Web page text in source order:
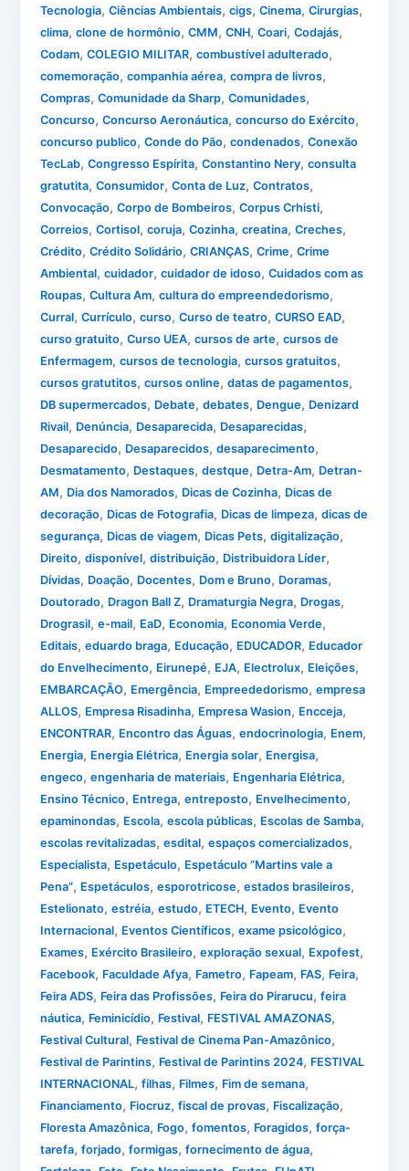
Tecnologia,Ciências Ambientais,cigs,Cinema,Cirurgias,
clima,clone de hormônio,CMM,CNH,Coari,Codajás,
Codam,COLEGIO MILITAR,combustível adulterado,
comemoração,companhia aérea,compra de livros,
Compras,Comunidade da Sharp,Comunidades,
Concurso,Concurso Aeronáutica,concurso do Exército,
concurso publico,Conde do Pão,condenados,Conexão
TecLab,Congresso Espírita,Constantino Nery,consulta
gratutita,Consumidor,Conta de Luz,Contratos,
Convocação,Corpo de Bombeiros,Corpus Crhisti,
Correios,Cortisol,coruja,Cozinha,creatina,Creches,
Crédito,Crédito Solidário,CRIANÇAS,Crime,Crime
Ambiental,cuidador,cuidador de idoso,Cuidados com as
Roupas,Cultura Am,cultura do empreendedorismo,
Curral,Currículo,curso,Curso de teatro,CURSO EAD,
curso gratuito,Curso UEA,cursos de arte,cursos de
Enfermagem,cursos de tecnologia,cursos gratuitos,
cursos gratutitos,cursos online,datas de pagamentos,
DB supermercados, Debate,debates, Dengue, Denizard
Rivail, Denúncia, Desaparecida, Desaparecidas,
Desaparecido, Desaparecidos,desaparecimento,
Desmatamento, Destaques,destque, Detra-Am, Detran-
AM, Dia dos Namorados, Dicas de Cozinha, Dicas de
decoração, Dicas de Fotografia, Dicas de limpeza,dicas de
segurança, Dicas de viagem, Dicas Pets,digitalização,
Direito,disponível,distribuição, Distribuidora Líder,
Dívidas, Doação, Docentes, Dom e Bruno, Doramas,
Doutorado, Dragon Ball Z, Dramaturgia Negra, Drogas,
Drograsil,e-mail, EaD, Economia, Economia Verde,
Editais,eduardo braga, Educação, EDUCADOR, Educador
do Envelhecimento, Eirunepé, EJA, Electrolux, Eleições,
EMBARCAÇÃO, Emergência, Empreededorismo,empresa
ALLOS, Empresa Risadinha, Empresa Wasion, Encceja,
ENCONTRAR, Encontro das Águas,endocrinologia, Enem,
Energia, Energia Elétrica, Energia solar, Energisa,
engeco,engenharia de materiais, Engenharia Elétrica,
Ensino Técnico, Entrega,entreposto, Envelhecimento,
epaminondas, Escola,escola públicas, Escolas de Samba,
escolas revitalizadas,esdital,espaços comercializados,
Especialista, Espetáculo, Espetáculo “Martins vale a
Pena”, Espetáculos,esporotricose,estados brasileiros,
Estelionato,estréia,estudo, ETECH, Evento, Evento
Internacional, Eventos Científicos,exame psicológico,
Exames, Exército Brasileiro,exploração sexual, Expofest,
Facebook, Faculdade Afya, Fametro, Fapeam, FAS, Feira,
Feira ADS, Feira das Profissões, Feira do Pirarucu,feira
náutica, Feminicídio, Festival, FESTIVAL AMAZONAS,
Festival Cultural, Festival de Cinema Pan-Amazônico,
Festival de Parintins, Festival de Parintins 2024, FESTIVAL
INTERNACIONAL,filhas, Filmes, Fim de semana,
Financiamento, Fiocruz,fiscal de provas, Fiscalização,
Floresta Amazônica, Fogo,fomentos, Foragidos,força-
tarefa,forjado,formigas,fornecimento de água,